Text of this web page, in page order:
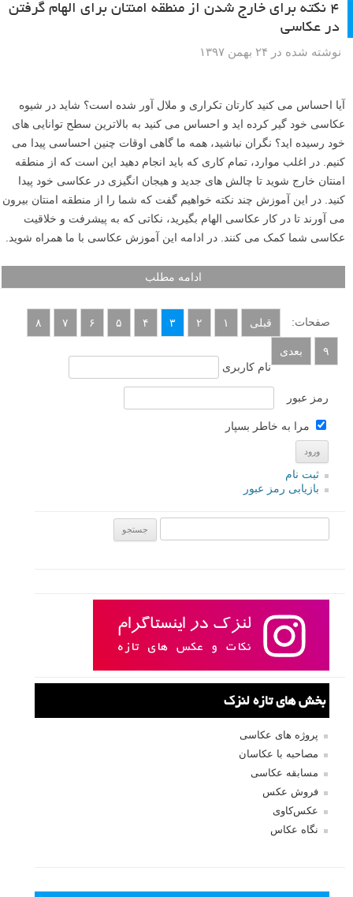
۴ نکته برای خارج شدن از منطقه امنتان برای الهام گرفتن
در عکاسی
نوشته شده در ۲۴ بهمن ۱۳۹۷
آیا احساس می کنید کارتان تکراری و ملال آور شده است؟ شاید در شیوه
عکاسی خود گیر کرده اید و احساس می کنید به بالاترین سطح توانایی های
خود رسیده اید؟ نگران نباشید، همه ما گاهی اوقات چنین احساسی پیدا می
کنیم. در اغلب موارد، تمام کاری که باید انجام دهید این است که از منطقه
امنتان خارج شوید تا چالش های جدید و هیجان انگیزی در عکاسی خود پیدا
کنید. در این آموزش چند نکته خواهیم گفت که شما را از منطقه امنتان بیرون
می آورند تا در کار عکاسی الهام بگیرید، نکاتی که به پیشرفت و خلاقیت
عکاسی شما کمک می کنند. در ادامه این آموزش عکاسی با ما همراه شوید.
ادامه مطلب
صفحات: قبلی ۱ ۲ ۳ ۴ ۵ ۶ ۷ ۸
۹
بعدی
نام کاربری
رمز عبور
مرا به خاطر بسپار
ثبت نام
بازیابی رمز عبور
بخش های تازه لنزک
پروژه های عکاسی
مصاحبه با عکاسان
مسابقه عکاسی
فروش عکس
عکس‌کاوی
نگاه عکاس